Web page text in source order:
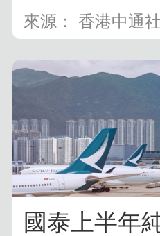
為“超級...
來源： 香港中通社
國泰上半年